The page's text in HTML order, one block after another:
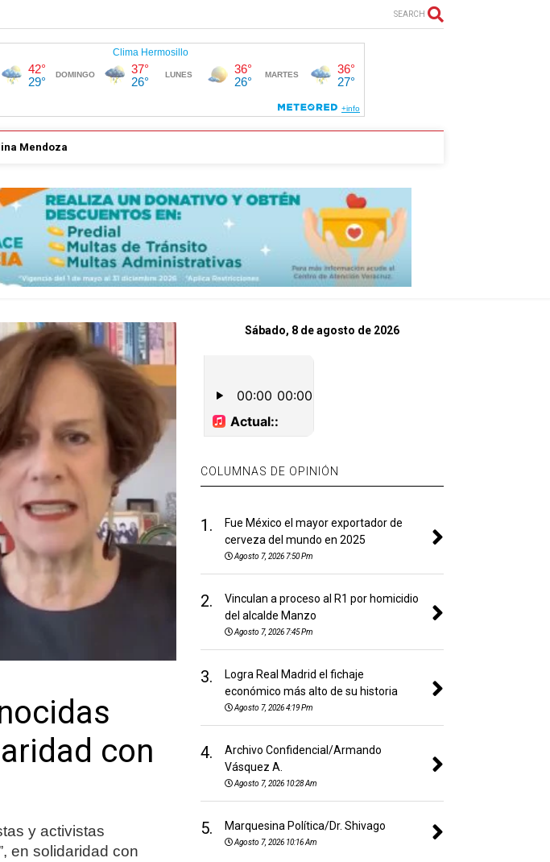
SEARCH
Mendoza
con
y activistas
en solidaridad con
Sábado, 8 de agosto de 2026
COLUMNAS DE OPINIÓN
1.
Fue México el mayor exportador de
cerveza del mundo en 2025
Agosto 7, 2026 7:50 Pm
2.
Vinculan a proceso al R1 por homicidio
del alcalde Manzo
Agosto 7, 2026 7:45 Pm
3.
Logra Real Madrid el fichaje
económico más alto de su historia
Agosto 7, 2026 4:19 Pm
4.
Archivo Confidencial/Armando
Vásquez A.
Agosto 7, 2026 10:28 Am
5. Marquesina Política/Dr. Shivago
Agosto 7, 2026 10:16 Am